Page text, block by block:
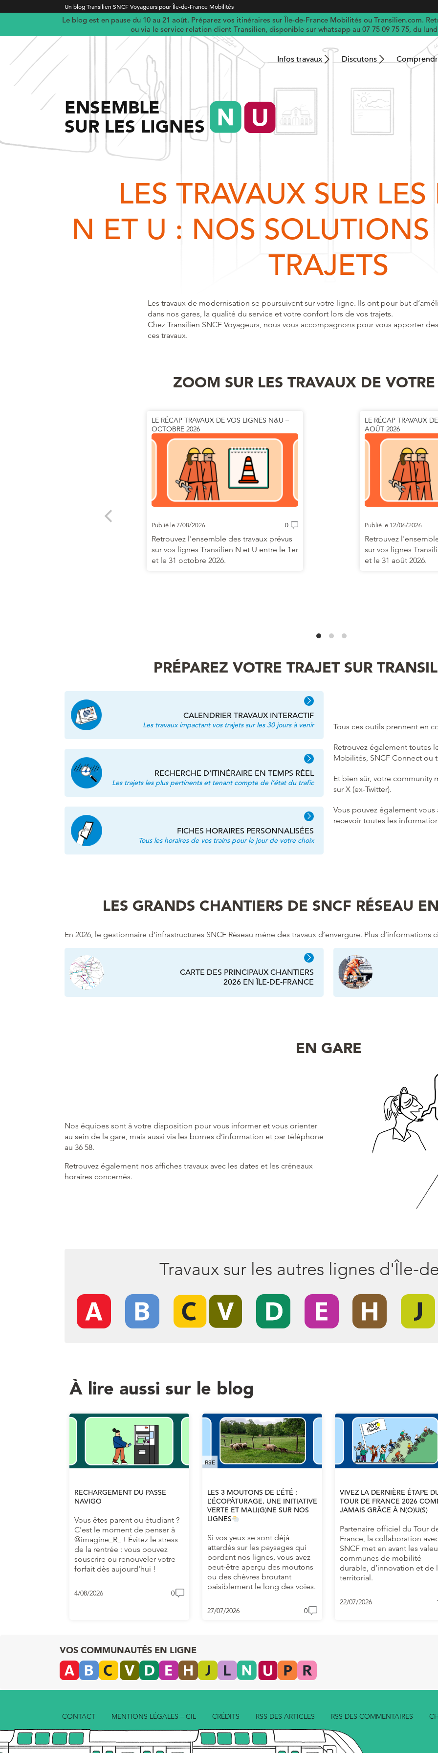
Un blog Transilien SNCF Voyageurs pour Île-de-France Mobilités
Le blog est en pause du 10 au 21 août. Préparez vos itinéraires sur Île-de-France Mobilités ou Transilien.com.
ou via le service relation client Transilien, disponible sur whatsapp au 07 75 09 75 75, du
Infos travaux Discutons
ENSEMBLE
SUR LES LIGNES
LES TRAVAUX SUR
N ET U : NOS SOLUTIONS
TRAJETS
Les travaux de modernisation se poursuivent sur votre ligne. Ils ont pour but
dans nos gares, la qualité du service et votre confort lors de vos trajets.
Chez Transilien SNCF Voyageurs, nous vous accompagnons pour vous apporter
ces travaux.
ZOOM SUR LES TRAVAUX DE
LE RÉCAP TRAVAUX DE VOS LIGNES N&U –
OCTOBRE 2026
0
Publié le 7/08/2026
Retrouvez l'ensemble des travaux prévus
sur vos lignes Transilien N et U entre le 1er
et le 31 octobre 2026.
LE RÉCAP TRAVAUX
AOÛT 2026
Publié le 12/06/2026
Retrouvez
sur vos lignes
et le 31 août 2026.
PRÉPAREZ VOTRE TRAJET SUR
CALENDRIER TRAVAUX INTERACTIF
Les travaux impactant vos trajets sur les 30 jours à venir
RECHERCHE D'ITINÉRAIRE EN TEMPS RÉEL
Les trajets les plus pertinents et tenant compte de l’état du trafic
FICHES HORAIRES PERSONNALISÉES
Tous les horaires de vos trains pour le jour de votre choix
Tous ces outils prennent en
Retrouvez également toutes
Mobilités, SNCF Connect
Et bien sûr, votre community
sur X (ex-Twitter).
Vous pouvez également vous
recevoir toutes les
LES GRANDS CHANTIERS DE SNCF RÉSEAU
En 2026, le gestionnaire d’infrastructures SNCF Réseau mène des travaux d’envergure. Plus d’informations
CARTE DES PRINCIPAUX CHANTIERS
2026 EN ÎLE-DE-FRANCE
EN GARE
Nos équipes sont à votre disposition pour vous informer et vous orienter
au sein de la gare, mais aussi via les bornes d’information et par téléphone
au 36 58.
Retrouvez également nos affiches travaux avec les dates et les créneaux
horaires concernés.
Travaux sur les autres lignes d'Île-
À lire aussi sur le blog
RECHARGEMENT DU PASSE
NAVIGO
Vous êtes parent ou étudiant ?
C'est le moment de penser à
@imagine_R_ ! Évitez le stress
de la rentrée : vous pouvez
souscrire ou renouveler votre
forfait dès aujourd'hui !
4/08/2026 0
RSE
LES 3 MOUTONS DE L’ÉTÉ :
L’ÉCOPÂTURAGE, UNE INITIATIVE
VERTE ET MALI(G)NE SUR NOS
LIGNES
Si vos yeux se sont déjà
attardés sur les paysages qui
bordent nos lignes, vous avez
peut-être aperçu des moutons
ou des chèvres broutant
paisiblement le long des voies.
27/07/2026 0
VIVEZ LA DERNIÈRE ÉTAPE
TOUR DE FRANCE 2026
JAMAIS GRÂCE À N(O)U(S)
Partenaire officiel du Tour
France, la collaboration
SNCF met en avant les
communes de mobilité
durable, d’innovation et de
territorial.
22/07/2026
VOS COMMUNAUTÉS EN LIGNE
CONTACT MENTIONS LÉGALES – CIL CRÉDITS RSS DES ARTICLES RSS DES COMMENTAIRES